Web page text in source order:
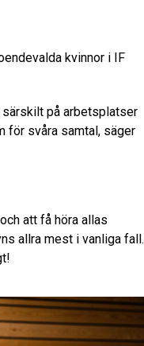
kvinnor i IF
särskilt på arbetsplatser
för svåra samtal, säger
att få höra allas
allra mest i vanliga fall.